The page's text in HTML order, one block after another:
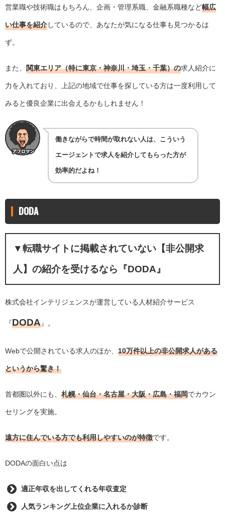
営業職や技術職はもちろん、企画・管理系職、金融系職種など幅広
い仕事を紹介しているので、あなたが気になる仕事も見つかるは
ず。
また、 関東エリア（特に東京・神奈川・埼玉・千葉）の求人紹介に
力を入れており、上記の地域で仕事を探している方は一度利用して
みると優良企業に出会えるかもしれません！
働きながらで時間が取れない人は、こういう
エージェントで求人を紹介してもらった方が
効率的だよね！
DODA
▼転職サイトに掲載されていない【非公開求
人】の紹介を受けるなら『DODA』
株式会社インテリジェンスが運営している人材紹介サービス
『DODA』。
Webで公開されている求人のほか、 10万件以上の非公開求人がある
というから驚き！
首都圏以外にも、 札幌・仙台・名古屋・大阪・広島・福岡でカウン
セリングを実施。
遠方に住んでいる方でも利用しやすいのが特徴です。
DODAの面白い点は
適正年収を出してくれる年収査定
人気ランキング上位企業に入れるか診断